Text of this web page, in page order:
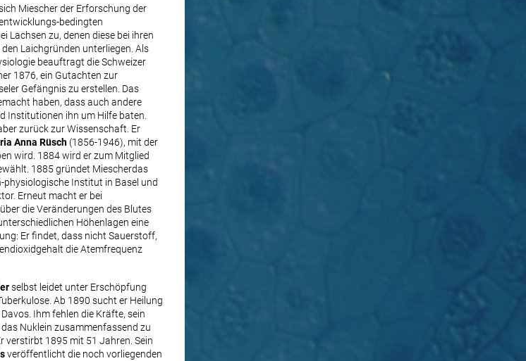
Miescher der Erforschung der
bedingten
Lachsen zu, denen diese bei ihren
Laichgründen unterliegen. Als
beauftragt die Schweizer
1876, ein Gutachten zur
Gefängnis zu erstellen. Das
haben, dass auch andere
Institutionen ihn um Hilfe baten.
zurück zur Wissenschaft. Er
Anna Rüsch(1856-1946), mit der
wird. 1884 wird er zum Mitglied
1885 gründet Miescherdas
Institut in Basel und
Erneut macht er bei
die Veränderungen des Blutes
Höhenlagen eine
Er findet, dass nicht Sauerstoff,
die Atemfrequenz
selbst leidet unter Erschöpfung
Ab 1890 sucht er Heilung
Ihm fehlen die Kräfte, sein
Nuklein zusammenfassend zu
verstirbt 1895 mit 51 Jahren. Sein
veröffentlicht die noch vorliegenden